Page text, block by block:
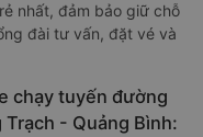
nhất, đảm bảo giữ chỗ
đài tư vấn, đặt vé và
chạy tuyến đường
- Quảng Bình: